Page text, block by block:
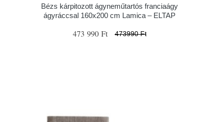
Bézs kárpitozott ágyneműtartós franciaágy
ágyráccsal 160x200 cm Lamica – ELTAP
473 990 Ft 473990 Ft